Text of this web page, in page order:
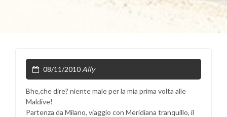
08/11/2010 Ally
Bhe,che dire? niente male per la mia prima volta alle
Maldive!
Partenza da Milano, viaggio con Meridiana tranquillo, il